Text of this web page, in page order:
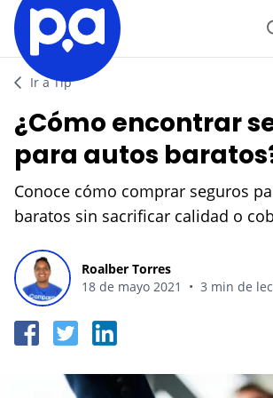
Seguros
VEHÍCULOS
SOAT
Seguro Obligatorio de Accidentes de
Seguro para Motos
VIAJES
Seguro de Viaje
Productos financieros
CRÉDITOS
Crédito Hipotecario
Crédito de Vehículo
Credito de Consumo
TARJETAS
Blog
Autos
Viajes
Finanzas
Ir a Tip
¿Cómo encontrar
para autos
Conoce cómo comprar seguros
baratos sin sacrificar calidad o
Roalber Torres
18 de mayo 2021
• 3 min de